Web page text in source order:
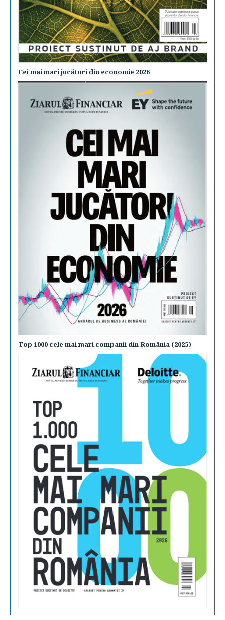
Cei mai mari jucători din economie 2026
Top 1000 cele mai mari companii din România (2025)